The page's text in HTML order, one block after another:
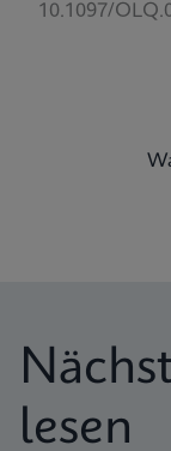
10.1097/
lesen